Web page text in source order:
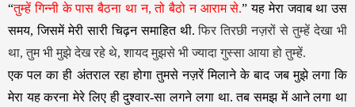
“तुम्हें गिन्नी के पास बैठना था न, तो बैठो न आराम से.” यह मेरा जवाब था उस
समय, जिसमें मेरी सारी चिढ़न समाहित थी. फिर तिरछी नज़रों से तुम्हें देखा भी
था, तुम भी मुझे देख रहे थे, शायद मुझसे भी ज्यादा गुस्सा आया हो तुम्हें.
एक पल का ही अंतराल रहा होगा तुमसे नज़रें मिलाने के बाद जब मुझे लगा कि
मेरा यह करना मेरे लिए ही दुश्वार-सा लगने लगा था. तब समझ में आने लगा था